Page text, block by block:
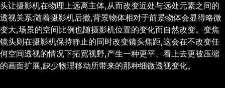
头让摄影机在物理上远离主体,从而改变近处与远处元素之间的
透视关系:随着摄影机后撤,背景物体相对于前景物体会显得略微
变大,场景的空间比例也随摄影机位置的变化而自然改变。变焦
镜头则在摄影机保持静止的同时改变镜头焦距,这会在不改变任
何空间透视的情况下拓宽视野,产生一种更平、看上去更被压缩
的画面扩展,缺少物理移动所带来的那种细微透视变化。